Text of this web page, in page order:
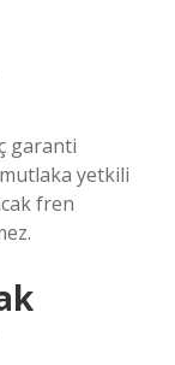
garanti
yetkili
fren